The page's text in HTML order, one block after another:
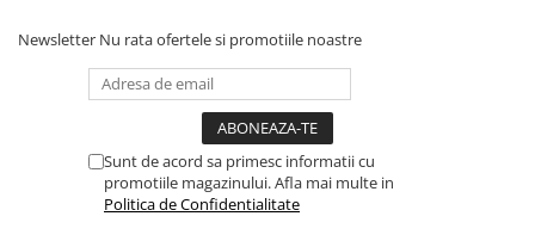
Montare ecran:C-Mount
1/1.8" CMOS
2um*2um
8M, 4K, 3840*2158@30FPS
Memorie:RAM 2G, ROM 16G
Alimentare:110V-240V AC
Adaptor video:C-Mount 0.5x
Newsletter Nu rata ofertele si promotiile noastre
Sunt de acord sa primesc informatii cu
promotiile magazinului. Afla mai multe in
Politica de Confidentialitate